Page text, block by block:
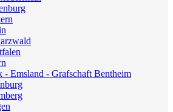
- Emsland - Grafschaft Bentheim